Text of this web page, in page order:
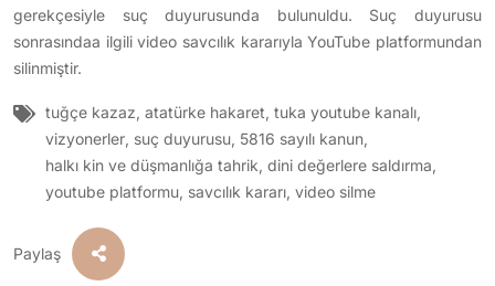
gerekçesiyle suç duyurusunda bulunuldu. Suç duyurusu
sonrasındaa ilgili video savcılık kararıyla YouTube platformundan
silinmiştir.
tuğçe kazaz, atatürke hakaret, tuka youtube kanalı,
vizyonerler, suç duyurusu, 5816 sayılı kanun,
halkı kin ve düşmanlığa tahrik, dini değerlere saldırma,
youtube platformu, savcılık kararı, video silme
Paylaş